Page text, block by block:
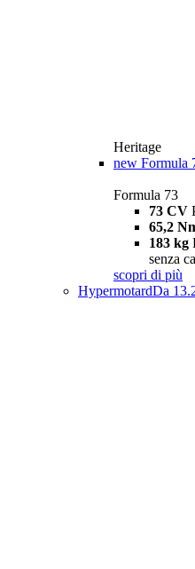
Heritage
new Formula
Formula 73
73 CV
65,2
183 kg
senza
scopri di più
HypermotardDa